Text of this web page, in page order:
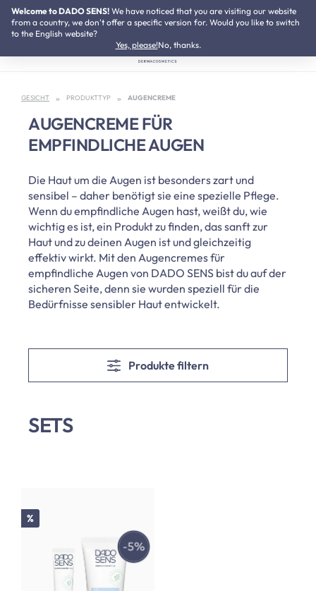
Zum Hauptinhalt springen
Welcome to DADO SENS! We have noticed that you are visiting our website
from a country, we don't offer a specific version for. Would you like to switch
to the English website?
Yes, please!No, thanks.
SUMMER SALE:Bis zu 50% Preisvorteil
GESICHT PRODUKTTYP AUGENCREME
AUGENCREME FÜR
EMPFINDLICHE AUGEN
Die Haut um die Augen ist besonders zart und
sensibel – daher benötigt sie eine spezielle Pflege.
Wenn du empfindliche Augen hast, weißt du, wie
wichtig es ist, ein Produkt zu finden, das sanft zur
Haut und zu deinen Augen ist und gleichzeitig
effektiv wirkt. Mit den Augencremes für
empfindliche Augen von DADO SENS bist du auf der
sicheren Seite, denn sie wurden speziell für die
Bedürfnisse sensibler Haut entwickelt.
Produkte filtern
SETS
Rabatt
%